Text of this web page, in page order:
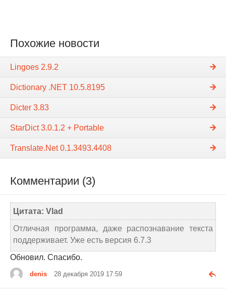
Похожие новости
Lingoes 2.9.2
Dictionary .NET 10.5.8195
Dicter 3.83
StarDict 3.0.1.2 + Portable
Translate.Net 0.1.3493.4408
Комментарии (3)
Цитата: Vlad
Отличная программа, даже распознавание текста
поддерживает. Уже есть версия 6.7.3
Обновил. Спасибо.
denis 28 декабря 2019 17:59